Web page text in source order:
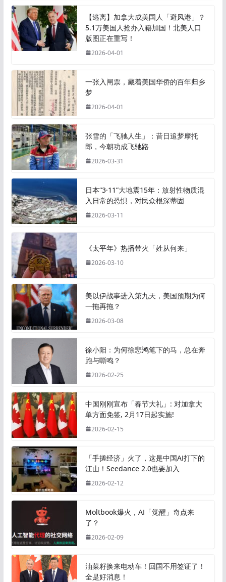
【逃离】加拿大成美国人「避风港」？
5.1万美国人抢办入籍加国！北美人口
版图正在重写！
2026-04-01
一张入闸票，藏着美国华侨的百年归乡
梦
2026-04-01
张雪的「飞驰人生」：昔日追梦摩托
郎，今朝功成飞驰路
2026-03-31
日本“3·11”大地震15年：放射性物质混
入日常的恐惧，对民众根深蒂固
2026-03-11
《太平年》热播带火「姓从何来」
2026-03-10
美以伊战事进入第九天，美国预期为何
一拖再拖？
2026-03-08
徐小阳：为何徐悲鸿笔下的马，总在奔
跑与嘶鸣？
2026-02-25
中国刚刚宣布「春节大礼」: 对加拿大
单方面免签, 2月17日起实施!
2026-02-15
「手搓经济」火了，这是中国AI打下的
江山！Seedance 2.0也要加入
2026-02-12
Moltbook爆火，AI「觉醒」奇点来
了？
2026-02-09
油菜籽换来电动车！回国不用签证了！
全是好消息！